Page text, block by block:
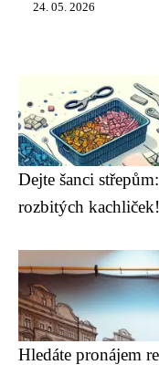
24. 05. 2026
Dejte šanci
rozbitých kachliček!
Hledáte pronájem